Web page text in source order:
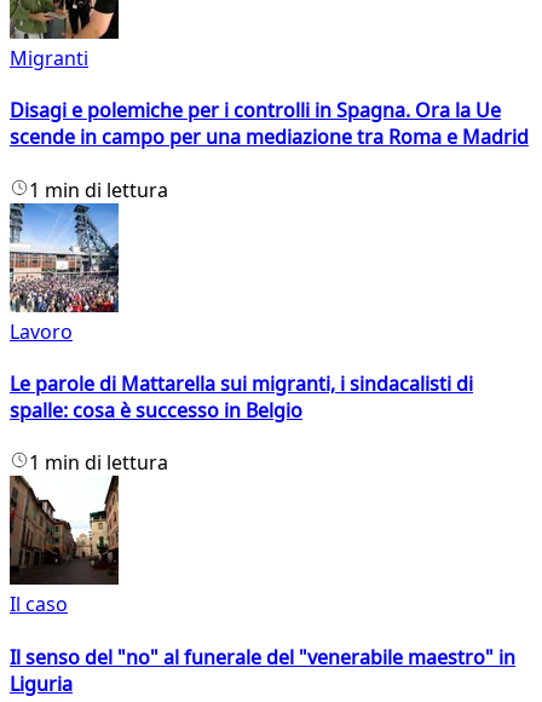
Migranti
Disagi e polemiche per i controlli in Spagna. Ora la Ue
scende in campo per una mediazione tra Roma e Madrid
1 min di lettura
Lavoro
Le parole di Mattarella sui migranti, i sindacalisti di
spalle: cosa è successo in Belgio
1 min di lettura
Il caso
Il senso del "no" al funerale del "venerabile maestro" in
Liguria